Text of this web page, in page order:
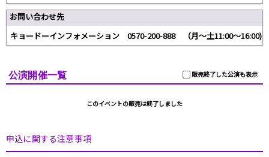
お問い合わせ先
キョードーインフォメーション 0570-200-888 （月～土11:00～16:00)
販売終了した公演も表示
公演開催一覧
このイベントの販売は終了しました
申込に関する注意事項